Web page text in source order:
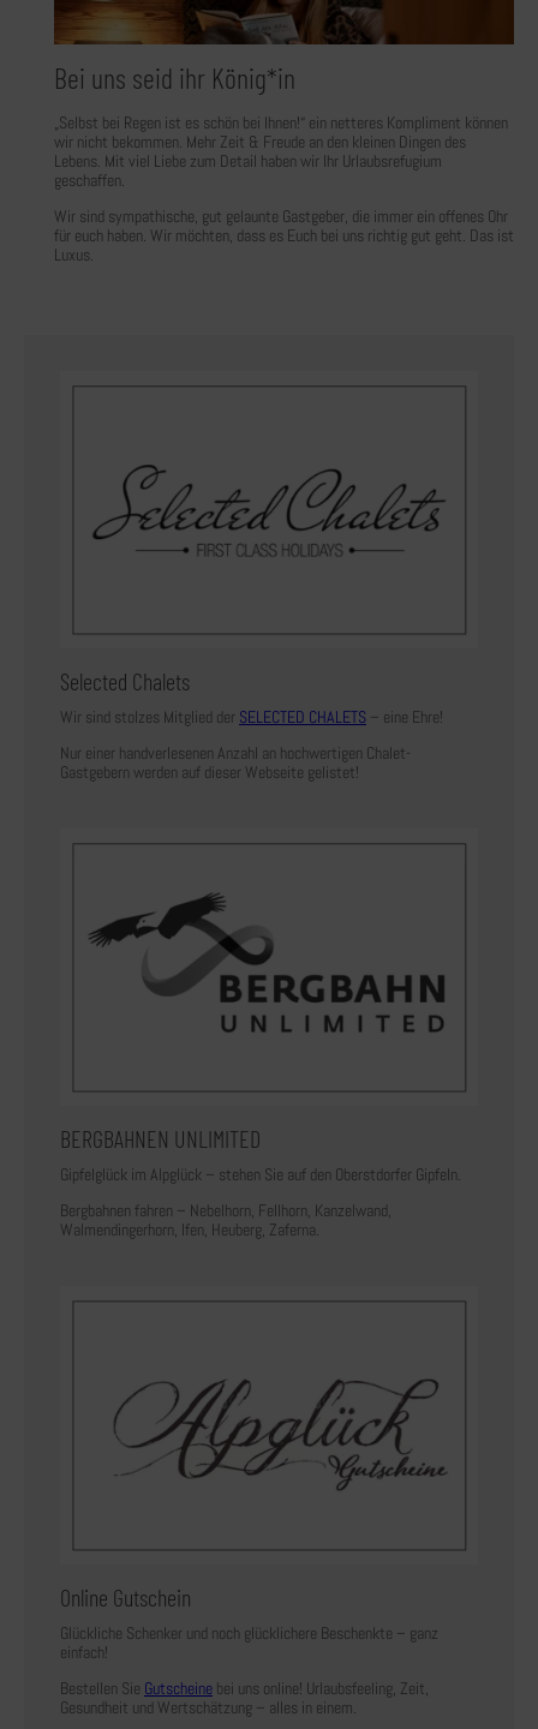
Bei uns seid ihr König*in
„Selbst bei Regen ist es schön bei Ihnen!“ ein netteres Kompliment können
wir nicht bekommen. Mehr Zeit & Freude an den kleinen Dingen des
Lebens. Mit viel Liebe zum Detail haben wir Ihr Urlaubsrefugium
geschaffen.
Wir sind sympathische, gut gelaunte Gastgeber, die immer ein offenes Ohr
für euch haben. Wir möchten, dass es Euch bei uns richtig gut geht. Das ist
Luxus.
Selected Chalets
Wir sind stolzes Mitglied der SELECTED CHALETS – eine Ehre!
Nur einer handverlesenen Anzahl an hochwertigen Chalet-
Gastgebern werden auf dieser Webseite gelistet!
BERGBAHNEN UNLIMITED
Gipfelglück im Alpglück – stehen Sie auf den Oberstdorfer Gipfeln.
Bergbahnen fahren – Nebelhorn, Fellhorn, Kanzelwand,
Walmendingerhorn, Ifen, Heuberg, Zaferna.
Online Gutschein
Glückliche Schenker und noch glücklichere Beschenkte – ganz
einfach!
Bestellen Sie Gutscheine bei uns online! Urlaubsfeeling, Zeit,
Gesundheit und Wertschätzung – alles in einem.